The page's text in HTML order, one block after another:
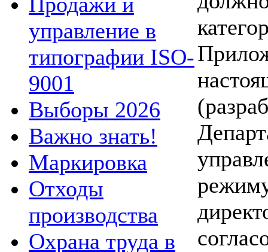
управление в
типографии ISO-
9001
Выборы 2026
Важно знать!
Маркировка
Отходы
производства
Охрана труда в